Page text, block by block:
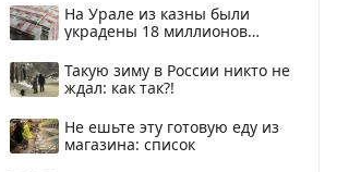
На Урале из казны были
украдены 18 миллионов
Такую зиму в России никто не
ждал: как так?!
Не ешьте эту готовую еду из
магазина: список